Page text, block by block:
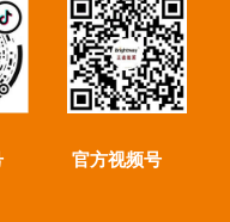
官方视频号